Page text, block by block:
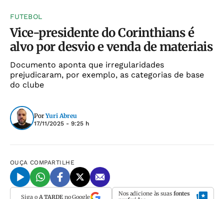
FUTEBOL
Vice-presidente do Corinthians é
alvo por desvio e venda de materiais
Documento aponta que irregularidades
prejudicaram, por exemplo, as categorias de base
do clube
Por Yuri Abreu
17/11/2025 - 9:25 h
OUÇA COMPARTILHE
Siga o A TARDEno Google Nos adicione às suas fontes